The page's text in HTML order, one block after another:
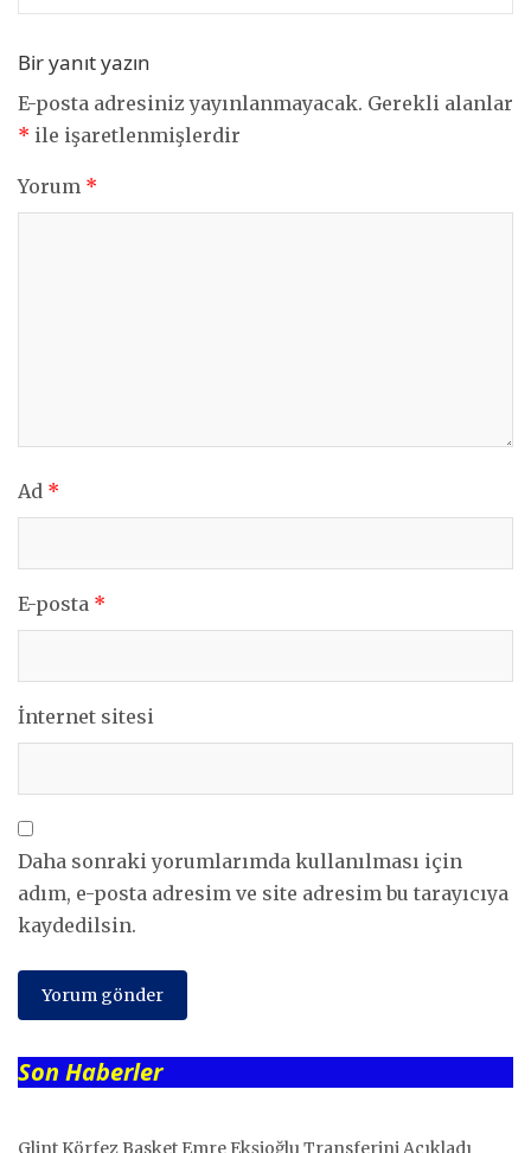
Bir yanıt yazın
E-posta adresiniz yayınlanmayacak. Gerekli alanlar
* ile işaretlenmişlerdir
Yorum *
Ad *
E-posta *
İnternet sitesi
Daha sonraki yorumlarımda kullanılması için
adım, e-posta adresim ve site adresim bu tarayıcıya
kaydedilsin.
Son Haberler
Glint Körfez Basket Emre Ekşioğlu Transferini Açıkladı